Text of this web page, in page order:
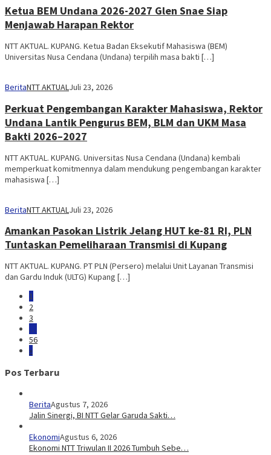
Ketua BEM Undana 2026-2027 Glen Snae Siap
Menjawab Harapan Rektor
NTT AKTUAL. KUPANG. Ketua Badan Eksekutif Mahasiswa (BEM)
Universitas Nusa Cendana (Undana) terpilih masa bakti […]
BeritaNTT AKTUALJuli 23, 2026
Perkuat Pengembangan Karakter Mahasiswa, Rektor
Undana Lantik Pengurus BEM, BLM dan UKM Masa
Bakti 2026–2027
NTT AKTUAL. KUPANG. Universitas Nusa Cendana (Undana) kembali
memperkuat komitmennya dalam mendukung pengembangan karakter
mahasiswa […]
BeritaNTT AKTUAL Juli 23, 2026
Amankan Pasokan Listrik Jelang HUT ke-81 RI, PLN
Tuntaskan Pemeliharaan Transmisi di Kupang
NTT AKTUAL. KUPANG. PT PLN (Persero) melalui Unit Layanan Transmisi
dan Gardu Induk (ULTG) Kupang […]
1
2
3
…
56
»
Pos Terbaru
BeritaAgustus 7, 2026
Jalin Sinergi, BI NTT Gelar Garuda Sakti…
EkonomiAgustus 6, 2026
Ekonomi NTT Triwulan II 2026 Tumbuh Sebe…